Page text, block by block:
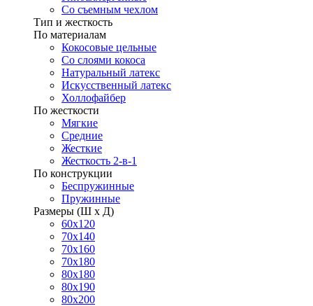
Со съемным чехлом
Тип и жесткость
По материалам
Кокосовые цельные
Со слоями кокоса
Натуральный латекс
Искусственный латекс
Холлофайбер
По жесткости
Мягкие
Средние
Жесткие
Жесткость 2-в-1
По конструкции
Беспружинные
Пружинные
Размеры (Ш х Д)
60х120
70х140
70х160
70х180
80х180
80х190
80х200